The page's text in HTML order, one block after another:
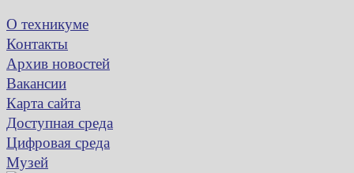
О техникуме
Контакты
Архив новостей
Вакансии
Карта сайта
Доступная среда
Цифровая среда
Музей